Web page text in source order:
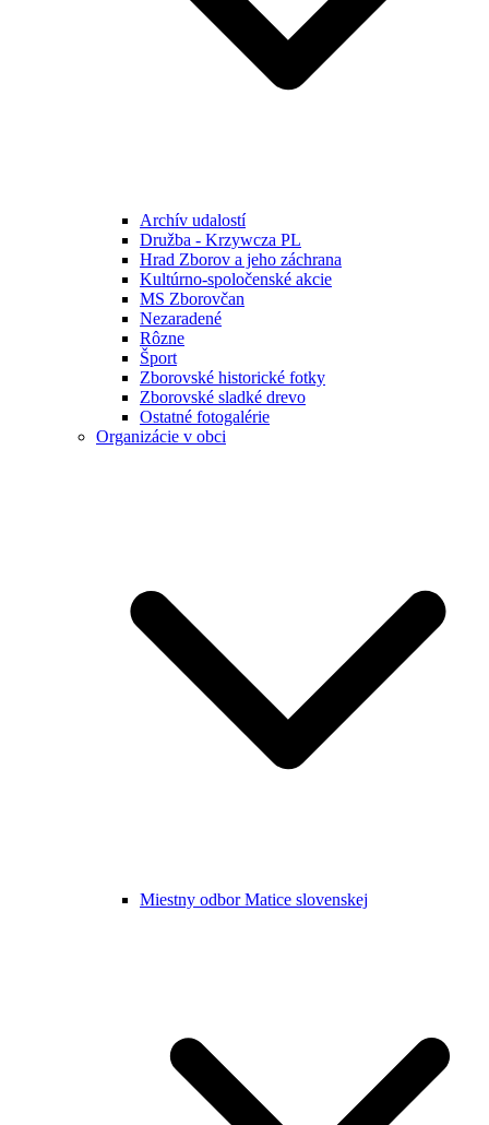
Archív udalostí
Družba - Krzywcza PL
Hrad Zborov a jeho záchrana
Kultúrno-spoločenské akcie
MS Zborovčan
Nezaradené
Rôzne
Šport
Zborovské historické fotky
Zborovské sladké drevo
Ostatné fotogalérie
Organizácie v obci
Miestny odbor Matice slovenskej